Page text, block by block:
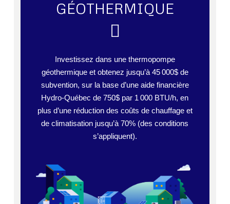
GÉOTHERMIQUE
Investissez dans une thermopompe
géothermique et obtenez jusqu’à 45 000$ de
subvention, sur la base d’une aide financière
Hydro-Québec de 750$ par 1 000 BTU/h, en
plus d’une réduction des coûts de chauffage et
de climatisation jusqu’à 70% (des conditions
s’appliquent).